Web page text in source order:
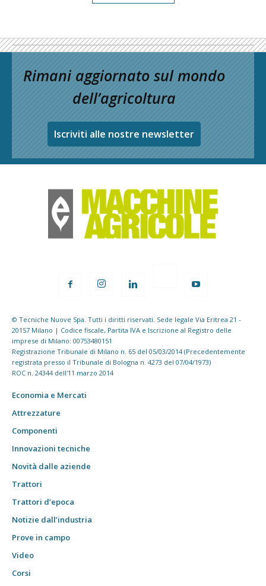
Rimani aggiornato sul mondo
dell’agricoltura
Iscriviti alle nostre newsletter
© Tecniche Nuove Spa. Tutti i diritti riservati. Sede legale Via Eritrea 21 -
20157 Milano | Codice fiscale, Partita IVA e Iscrizione al Registro delle
imprese di Milano: 00753480151
Registrazione Tribunale di Milano n. 65 del 05/03/2014 (Precedentemente
registrata presso il Tribunale di Bologna n. 4273 del 07/04/1973)
ROC n. 24344 dell'11 marzo 2014
Economia e Mercati
Attrezzature
Componenti
Innovazioni tecniche
Novità dalle aziende
Trattori
Trattori d’epoca
Notizie dall’industria
Prove in campo
Video
Corsi